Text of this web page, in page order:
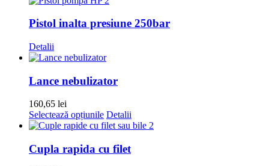
Pistol inalta presiune 250bar
Detalii
Lance nebulizator
160,65 lei
Selectează opțiunile Acest
produs
mai
multe
Detalii
Cupla rapida cu filet